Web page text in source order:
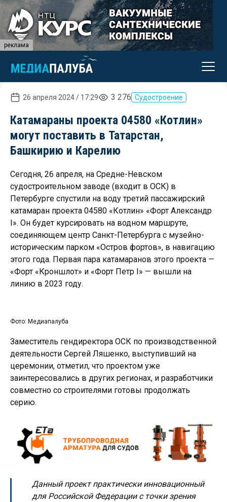
реклама
26 апреля 2024 / 17:29 3 276 Судостроение
Катамараны проекта 04580 «Котлин»
могут поставить в Татарстан,
Башкирию и Карелию
Сегодня, 26 апреля, на Средне-Невском
судостроительном заводе (входит в ОСК) в
Петербурге спустили на воду третий пассажирский
катамаран проекта 04580 «Котлин» «Форт Александр
I». Он будет курсировать на водном маршруте,
соединяющем центр Санкт-Петербурга с музейно-
историческим парком «Остров фортов», в навигацию
этого года. Первая пара катамаранов этого проекта —
«Форт «Кроншлот» и «Форт Петр I» — вышли на
линию в 2023 году.
Фото: Медиапалуба
Заместитель гендиректора ОСК по производственной
деятельности Сергей Ляшенко, выступивший на
церемонии, отметил, что проектом уже
заинтересовались в других регионах, и разработчики
совместно со строителями готовы продолжать
серию.
Данный проект практически инновационный
для Российской Федерации с точки зрения